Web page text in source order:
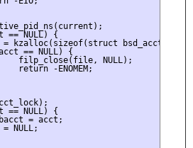
== NULL) {
kzalloc(sizeof(struct
== NULL) {
filp_close(file, NULL);
return -ENOMEM;
== NULL) {
= acct;
= NULL;